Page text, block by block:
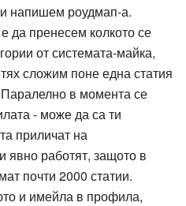
напишем роудмап-а.
да пренесем колкото се
от системата-майка,
сложим поне една статия
в момента се
- може да са ти
приличат на
явно работят, защото в
почти 2000 статии.
и имейла в профила,